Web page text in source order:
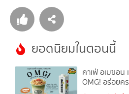
ยอดนิยมในตอนนี้
คาเฟ่ อเมซอน
OMG! อร่อย